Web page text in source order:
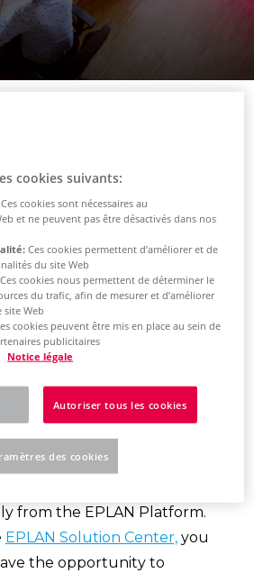
how to get
from support
an access to
Solution
create a support ticket
from the EPLAN Platform.
EPLAN Solution Center,you
the opportunity to
cookies suivants:
cookies sont nécessaires au
et ne peuvent pas être désactivés dans nos
Ces cookies permettent d’améliorer et de
du site Web
cookies nous permettent de déterminer le
du trafic, afin de mesurer et d’améliorer
site Web
cookies peuvent être mis en place au sein de
publicitaires
Notice légale
Autoriser tous les cookies
des cookies